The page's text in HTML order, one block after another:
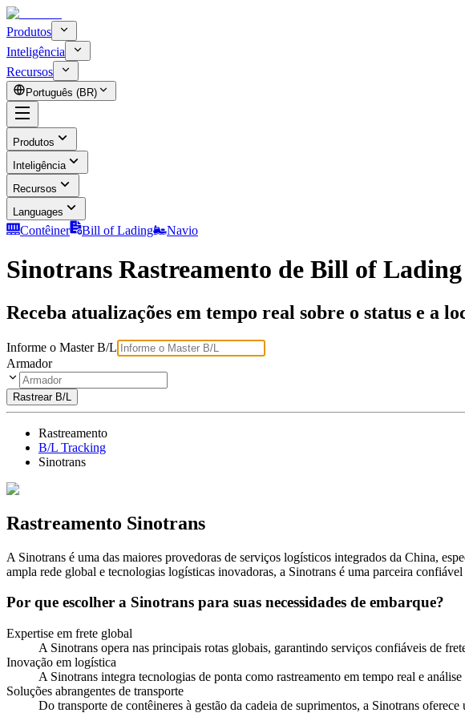
Produtos
Inteligência
Recursos
Português (BR)
Produtos
Inteligência
Recursos
Languages
Contêiner Bill of Lading Navio
Sinotrans Rastreamento de Bill of Lading
Receba atualizações em tempo real sobre o status e a
Informe o Master B/L
Armador
Rastrear B/L
Rastreamento
B/L Tracking
Sinotrans
Rastreamento Sinotrans
A Sinotrans é uma das maiores provedoras de serviços logísticos integrados da China,
ampla rede global e tecnologias logísticas inovadoras, a Sinotrans é uma parceira
Por que escolher a Sinotrans para suas necessidades de embarque?
Expertise em frete global
A Sinotrans opera nas principais rotas globais, garantindo serviços confiáveis de
Inovação em logística
A Sinotrans integra tecnologias de ponta como rastreamento em tempo real e
Soluções abrangentes de transporte
Do transporte de contêineres à gestão da cadeia de suprimentos, a Sinotrans